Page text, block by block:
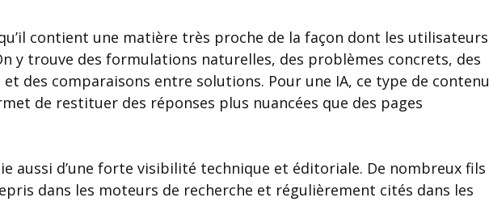
contient une matière très proche de la façon dont les utilisateurs
y trouve des formulations naturelles, des problèmes concrets, des
des comparaisons entre solutions. Pour une IA, ce type de contenu
de restituer des réponses plus nuancées que des pages
aussi d’une forte visibilité technique et éditoriale. De nombreux fils
dans les moteurs de recherche et régulièrement cités dans les